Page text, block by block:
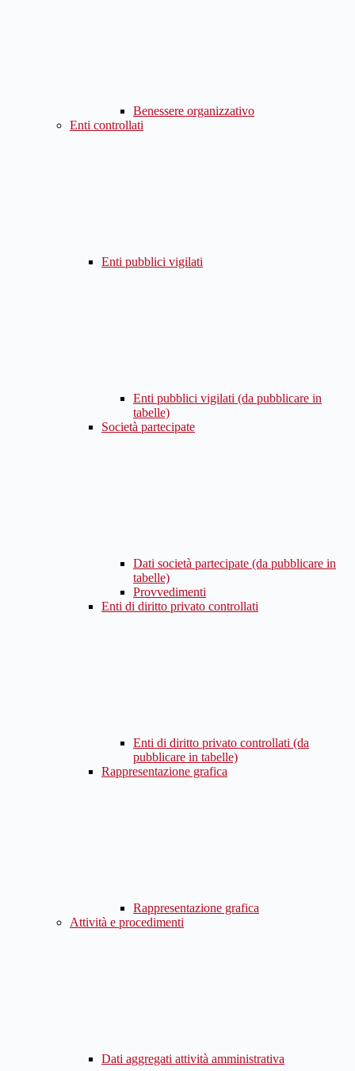
Benessere organizzativo
Enti controllati
Enti pubblici vigilati
Enti pubblici vigilati (da pubblicare in
tabelle)
Società partecipate
Dati società partecipate (da pubblicare in
tabelle)
Provvedimenti
Enti di diritto privato controllati
Enti di diritto privato controllati (da
pubblicare in tabelle)
Rappresentazione grafica
Rappresentazione grafica
Attività e procedimenti
Dati aggregati attività amministrativa